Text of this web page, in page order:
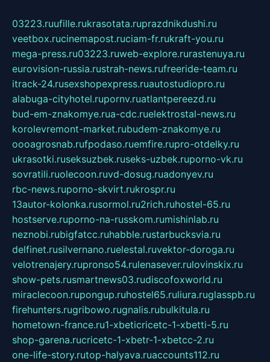
03223.ruufille.rukrasotata.ruprazdnikdushi.ru
veetbox.rucinemapost.ruciam-fr.rukraft-you.ru
mega-press.ru03223.ruweb-explore.rurastenuya.ru
eurovision-russia.rustrah-news.rufreeride-team.ru
itrack-24.rusexshopexpress.ruautostudiopro.ru
alabuga-cityhotel.rupornv.ruatlantpereezd.ru
bud-em-znakomye.rua-cdc.ruelektrostal-news.ru
korolevremont-market.rubudem-znakomye.ru
oooagrosnab.rufpodaso.ruemfire.rupro-otdelky.ru
ukrasotki.ruseksuzbek.ruseks-uzbek.ruporno-vk.ru
sovratili.ruolecoon.ruvd-dosug.ruadonyev.ru
rbc-news.ruporno-skvirt.rukrospr.ru
13autor-kolonka.rusormol.ru2rich.ruhostel-65.ru
hostserve.ruporno-na-russkom.rumishinlab.ru
neznobi.rubigfatcc.ruhabble.rustarbucksvia.ru
delfinet.rusilvernano.ruelestal.ruvektor-doroga.ru
velotrenajery.rupronso54.rulenasever.rulovinskix.ru
show-pets.rusmartnews03.rudiscofoxworld.ru
miraclecoon.rupongup.ruhostel65.ruliura.ruglasspb.ru
firehunters.rugribowo.rugnalis.rubulkitula.ru
hometown-france.ru1-xbeticricetc-1-xbetti-5.ru
shop-garena.rucricetc-1-xbetr-1-xbetcc-2.ru
one-life-story.rutop-halyava.ruaccounts112.ru